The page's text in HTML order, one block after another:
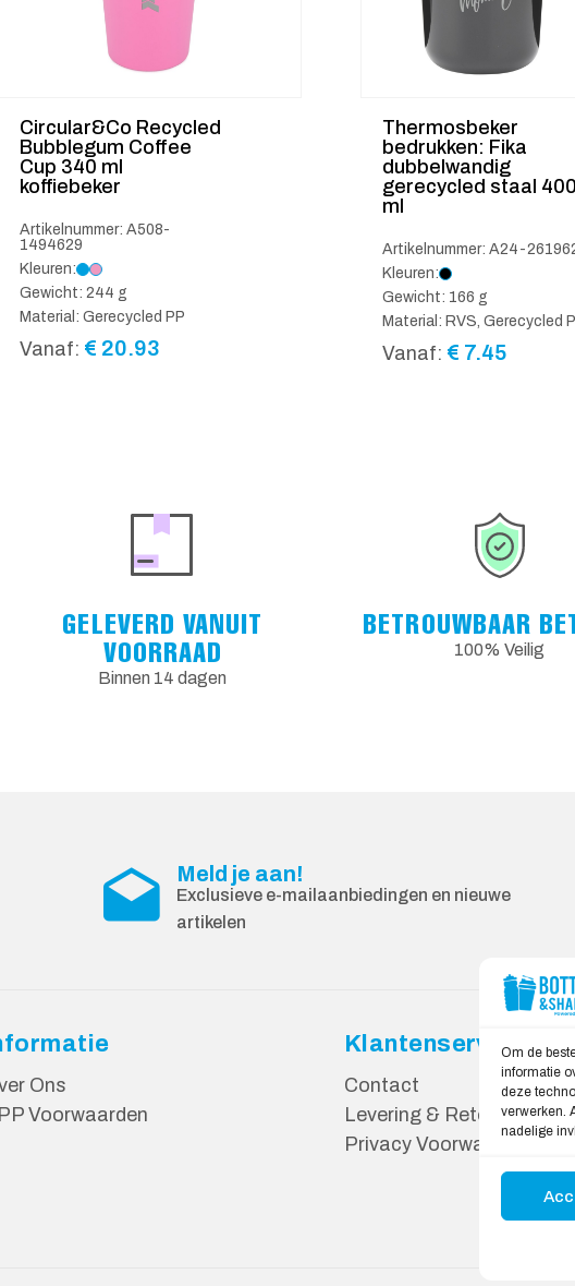
Om de
informatie
deze
verwerken.
nadelige
Circular&Co Recycled
Bubblegum Coffee
Cup 340 ml
koffiebeker
Artikelnummer: A508-
1494629
Kleuren:
Gewicht: 244 g
Material: Gerecycled PP
Vanaf: € 20.93
Thermosbeker
bedrukken: Fika
dubbelwandig
gerecycled staal
ml
Artikelnummer: A24-
Kleuren:
Gewicht: 166 g
Material: RVS, Gerecycled
Vanaf: € 7.45
GELEVERD VANUIT
VOORRAAD
Binnen 14 dagen
BETROUWBAAR
100% Veilig
Meld je aan!
Exclusieve e-mailaanbiedingen en nieuwe
artikelen
Ons
Voorwaarden
Klantenservice
Contact
Levering & Retourneren
Privacy Voorwaarden